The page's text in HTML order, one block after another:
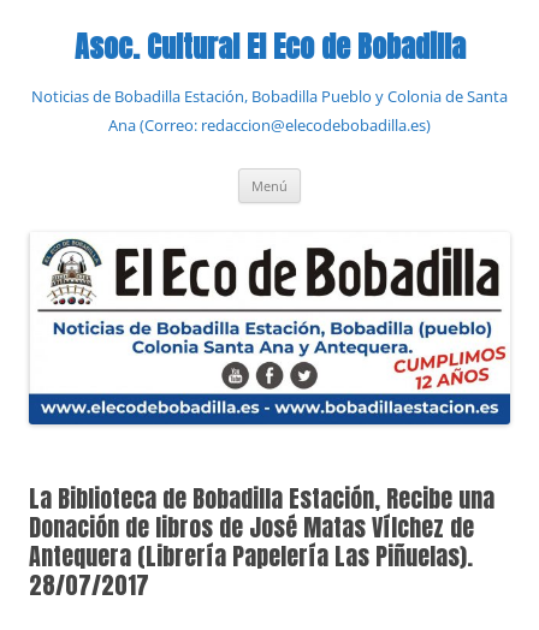
contenidoAsoc. Cultural El Eco de Bobadilla
Noticias de Bobadilla Estación, Bobadilla Pueblo y Colonia de Santa
Ana (Correo: redaccion@elecodebobadilla.es)
Menú
La Biblioteca de Bobadilla Estación, Recibe una
Donación de libros de José Matas Vílchez de
Antequera (Librería Papelería Las Piñuelas).
28/07/2017